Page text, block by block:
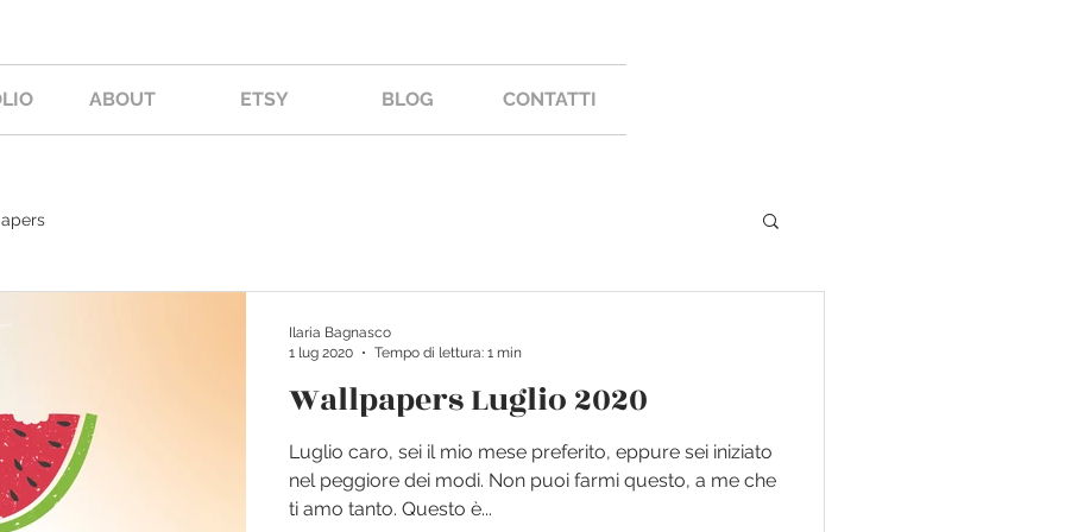
ABOUT ETSY BLOG CONTATTI
Wallpapers Luglio 2020
Luglio caro, sei il mio mese preferito, eppure sei iniziato
nel peggiore dei modi. Non puoi farmi questo, a me che
ti amo tanto. Questo è...
Ilaria Bagnasco
1 lug 2020
Tempo di lettura: 1 min